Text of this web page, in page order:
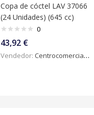
Copa de cóctel LAV 37066
(24 Unidades) (645 cc)
0
43,92 €
Vendedor: Centrocomercialdigital